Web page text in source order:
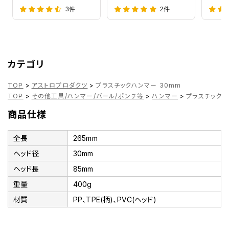
3件 2件
カテゴリ
TOP > アストロプロダクツ > プラスチックハンマー 30mm
TOP > その他工具/ハンマー/バール/ポンチ等 > ハンマー > プラスチック
商品仕様
全長
265mm
ヘッド径
30mm
ヘッド長
85mm
重量
400g
材質
PP、TPE(柄)、PVC(ヘッド)